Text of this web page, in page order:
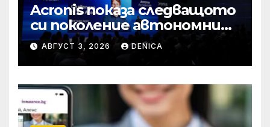
Acronis показа следващото
си поколение автономни
услуги
АВГУСТ 3, 2026 DENICA